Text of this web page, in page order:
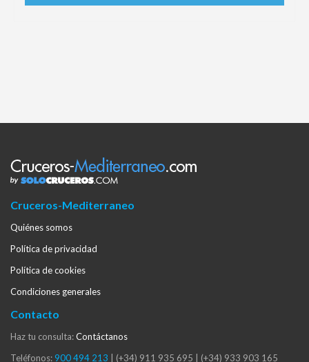
Cruceros-Mediterraneo
Quiénes somos
Política de privacidad
Política de cookies
Condiciones generales
Contacto
Haz tu consulta:Contáctanos
Teléfonos: 900 494 213 (+34) 911 935 695 (+34) 933 903 165